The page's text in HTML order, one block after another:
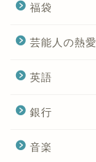
福袋
芸能人の熱愛
英語
銀行
音楽